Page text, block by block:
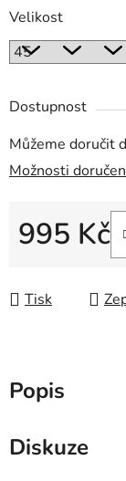
Velikost
Dostupnost
Můžeme doručit
Možnosti
995 Kč
Tisk
Popis
Diskuze